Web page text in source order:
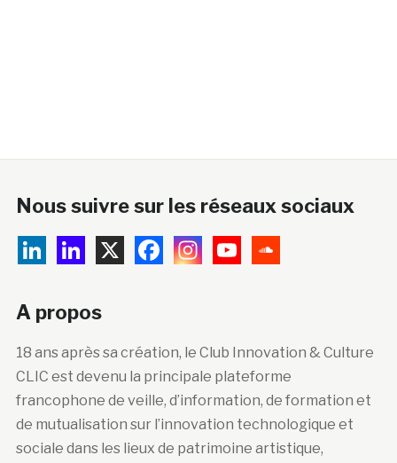
Nous suivre sur les réseaux sociaux
A propos
18 ans après sa création, le Club Innovation & Culture
CLIC est devenu la principale plateforme
francophone de veille, d’information, de formation et
de mutualisation sur l’innovation technologique et
sociale dans les lieux de patrimoine artistique,